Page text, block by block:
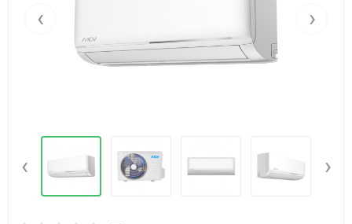
‹ ›
‹ ›